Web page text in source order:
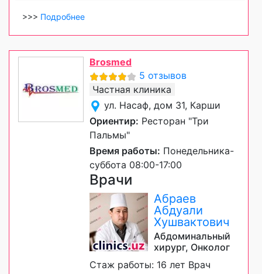
>>> Подробнее
Brosmed
5 отзывов
Частная клиника
ул. Насаф, дом 31, Карши
Ориентир: Ресторан "Три
Пальмы"
Время работы: Понедельника-
суббота 08:00-17:00
Врачи
Абраев
Абдуали
Хушвактович
Абдоминальный
хирург, Онколог
Стаж работы: 16 лет Врач